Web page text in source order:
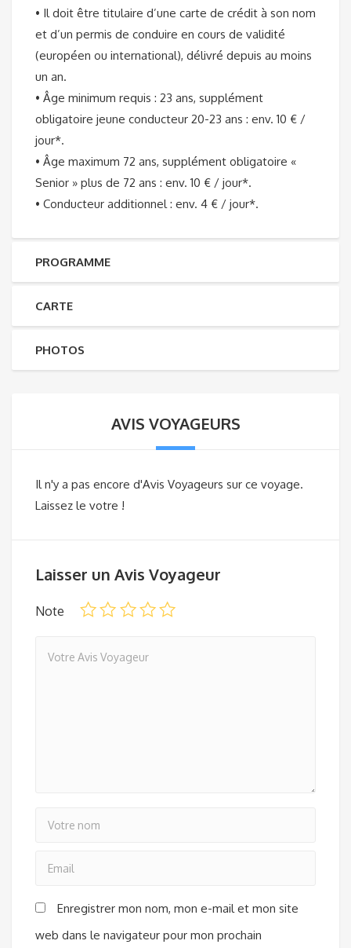
• Il doit être titulaire d’une carte de crédit à son nom
et d’un permis de conduire en cours de validité
(européen ou international), délivré depuis au moins
un an.
• Âge minimum requis : 23 ans, supplément
obligatoire jeune conducteur 20-23 ans : env. 10 € /
jour*.
• Âge maximum 72 ans, supplément obligatoire «
Senior » plus de 72 ans : env. 10 € / jour*.
• Conducteur additionnel : env. 4 € / jour*.
PROGRAMME
CARTE
PHOTOS
AVIS VOYAGEURS
Il n'y a pas encore d'Avis Voyageurs sur ce voyage.
Laissez le votre !
Laisser un Avis Voyageur
Note
Enregistrer mon nom, mon e-mail et mon site
web dans le navigateur pour mon prochain